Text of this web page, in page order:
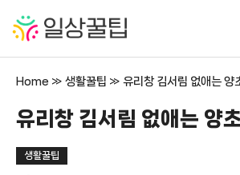
Home » 생활꿀팁 » 유리창 김서림 없애는 양
유리창 김서림 없애는 양
생활꿀팁